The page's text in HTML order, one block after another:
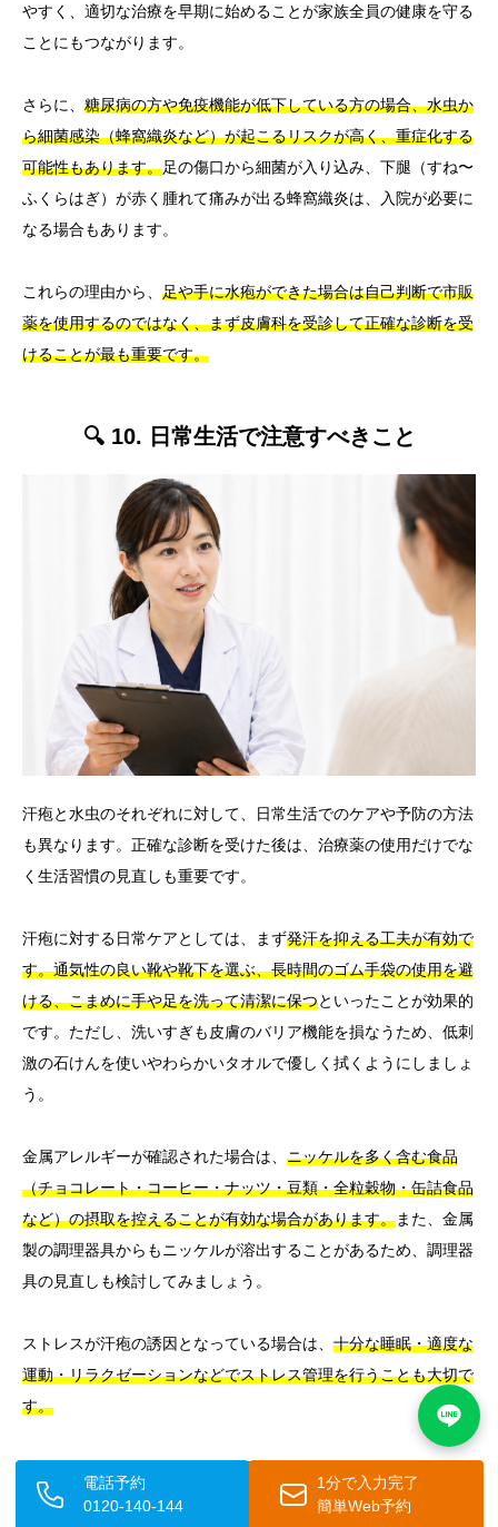
やすく、適切な治療を早期に始めることが家族全員の健康を守る
ことにもつながります。
さらに、 糖尿病の方や免疫機能が低下している方の場合、水虫か
ら細菌感染（蜂窩織炎など）が起こるリスクが高く、重症化する
可能性もあります。足の傷口から細菌が入り込み、下腿（すね〜
ふくらはぎ）が赤く腫れて痛みが出る蜂窩織炎は、入院が必要に
なる場合もあります。
これらの理由から、 足や手に水疱ができた場合は自己判断で市販
薬を使用するのではなく、まず皮膚科を受診して正確な診断を受
けることが最も重要です。
🔍 10. 日常生活で注意すべきこと
汗疱と水虫のそれぞれに対して、日常生活でのケアや予防の方法
も異なります。正確な診断を受けた後は、治療薬の使用だけでな
く生活習慣の見直しも重要です。
汗疱に対する日常ケアとしては、まず発汗を抑える工夫が有効で
す。通気性の良い靴や靴下を選ぶ、長時間のゴム手袋の使用を避
ける、こまめに手や足を洗って清潔に保つといったことが効果的
です。ただし、洗いすぎも皮膚のバリア機能を損なうため、低刺
激の石けんを使いやわらかいタオルで優しく拭くようにしましょ
う。
金属アレルギーが確認された場合は、 ニッケルを多く含む食品
（チョコレート・コーヒー・ナッツ・豆類・全粒穀物・缶詰食品
など）の摂取を控えることが有効な場合があります。また、金属
製の調理器具からもニッケルが溶出することがあるため、調理器
具の見直しも検討してみましょう。
ストレスが汗疱の誘因となっている場合は、 十分な睡眠・適度な
運動・リラクゼーションなどでストレス管理を行うことも大切で
す。
水虫の予防・再発防止のための日常ケアとしては、以下の点が重
要です。
電話予約
0120-140-144
1分で入力完了
簡単Web予約